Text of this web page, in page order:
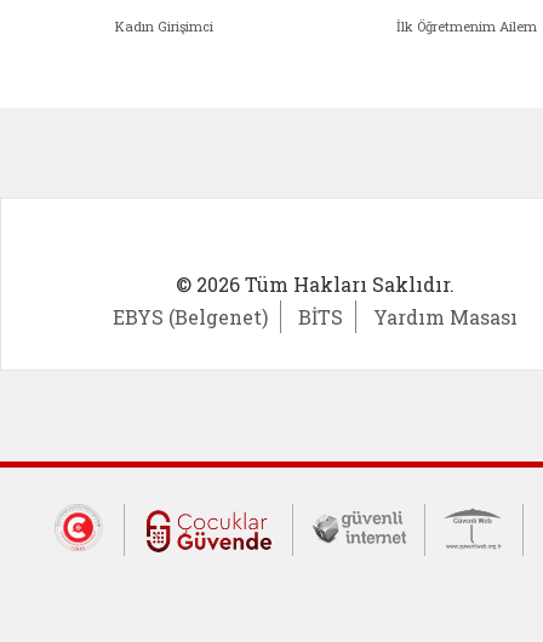
Kadın Girişimci İlk Öğretmenim Ailem
© 2026 Tüm Hakları Saklıdır.
EBYS (Belgenet)
BİTS Yardım Masası
Dış Bağlantılar
Cumhurbaşkanlığı İletişim Merkezi
Çocuklar Güvende (yeni
Güvenli